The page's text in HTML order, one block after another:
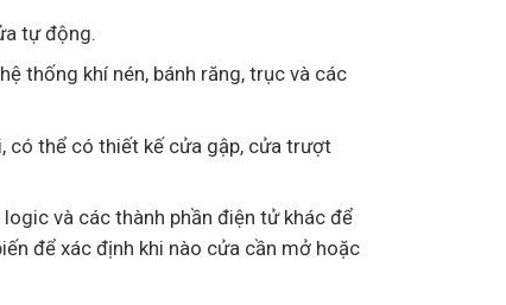
tự động.
thống khí nén, bánh răng, trục và các
có thể có thiết kế cửa gập, cửa trượt
và các thành phần điện tử khác để
để xác định khi nào cửa cần mở hoặc